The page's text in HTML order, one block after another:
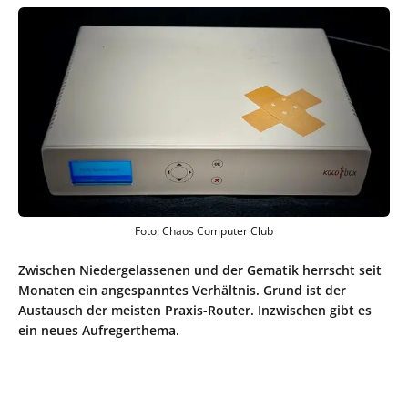
Foto: Chaos Computer Club
Zwischen Niedergelassenen und der Gematik herrscht seit
Monaten ein angespanntes Verhältnis. Grund ist der
Austausch der meisten Praxis-Router. Inzwischen gibt es
ein neues Aufregerthema.